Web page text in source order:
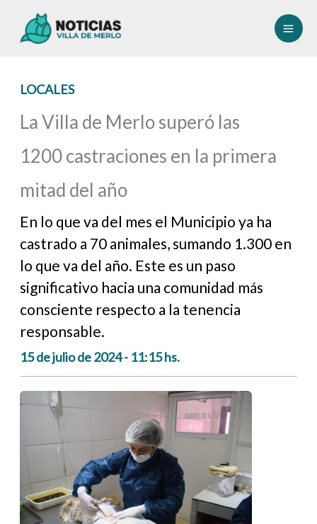
LOCALES
La Villa de Merlo superó las
1200 castraciones en la primera
mitad del año
En lo que va del mes el Municipio ya ha
castrado a 70 animales, sumando 1.300 en
lo que va del año. Este es un paso
significativo hacia una comunidad más
consciente respecto a la tenencia
responsable.
15 de julio de 2024 - 11:15 hs.